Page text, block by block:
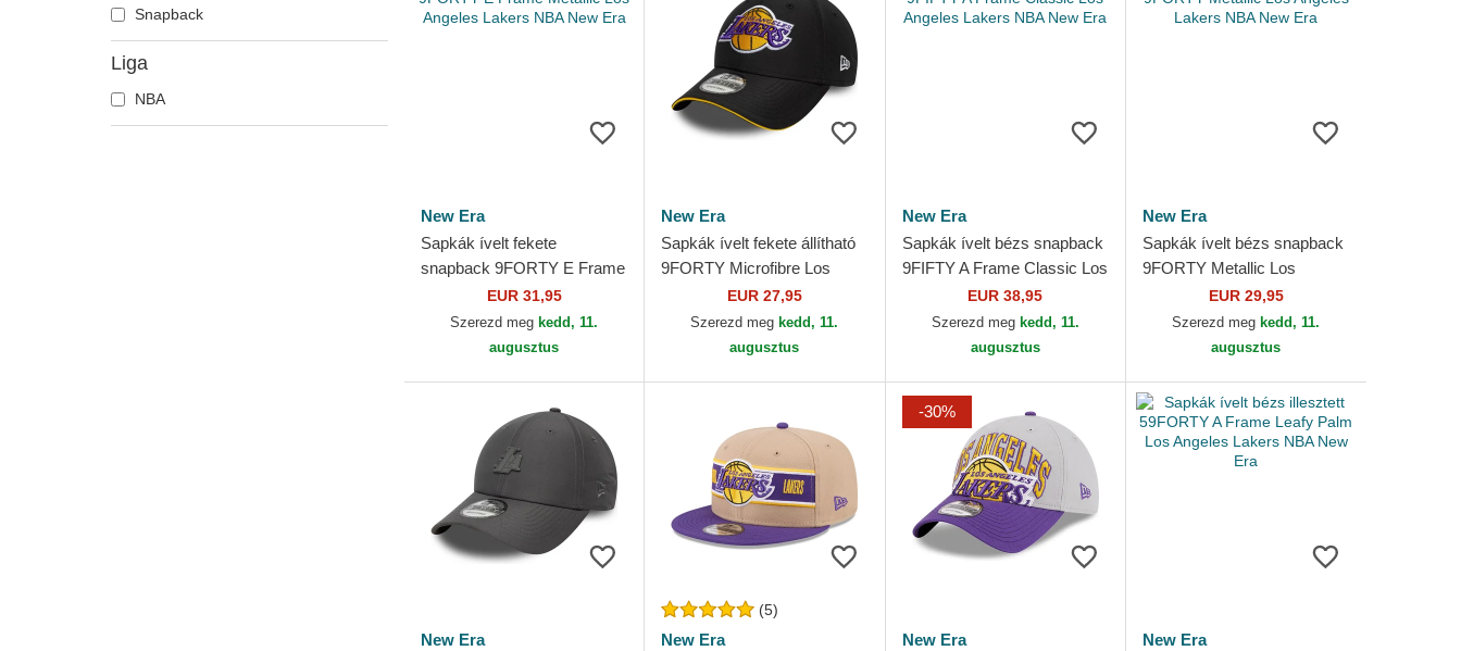
Snapback
Liga
NBA
New Era
Sapkák ívelt fekete
snapback 9FORTY E Frame
Metallic Los Angeles Lakers
NBA New Era
EUR 31,95
Szerezd meg kedd, 11.
augusztus
New Era
Sapkák ívelt fekete állítható
9FORTY Microfibre Los
Angeles Lakers NBA New
EUR 27,95
Szerezd meg kedd, 11.
augusztus
New Era
Sapkák ívelt bézs snapback
9FIFTY A Frame Classic Los
Angeles Lakers NBA New
EUR 38,95
Szerezd meg kedd, 11.
augusztus
New Era
Sapkák ívelt bézs snapback
9FORTY Metallic Los
Angeles Lakers NBA New
EUR 29,95
Szerezd meg kedd, 11.
augusztus
New Era
(5)
New Era
-30%
New Era
New Era